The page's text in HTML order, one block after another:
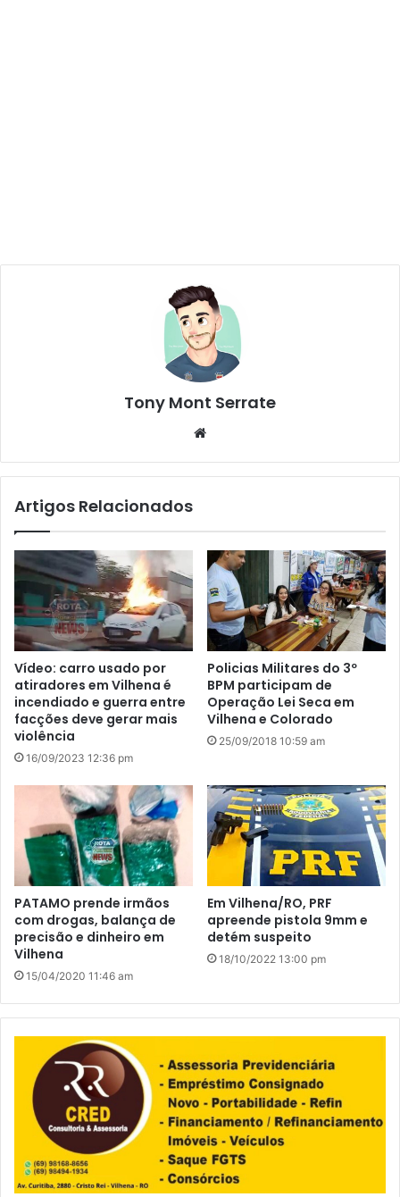
Tony Mont Serrate
te
Artigos Relacionados
Vídeo: carro usado por
atiradores em Vilhena é
incendiado e guerra entre
facções deve gerar mais
violência
16/09/2023 12:36 pm
Policias Militares do 3º
BPM participam de
Operação Lei Seca em
Vilhena e Colorado
25/09/2018 10:59 am
PATAMO prende irmãos
com drogas, balança de
precisão e dinheiro em
Vilhena
15/04/2020 11:46 am
Em Vilhena/RO, PRF
apreende pistola 9mm e
detém suspeito
18/10/2022 13:00 pm